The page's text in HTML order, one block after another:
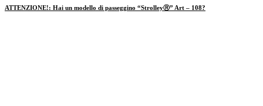
ATTENZIONE!: Hai un modello di passeggino “StrolleyⓇ” Art – 108?